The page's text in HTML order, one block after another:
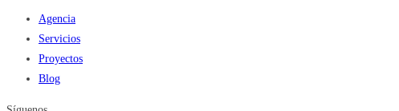
Agencia
Servicios
Proyectos
Blog